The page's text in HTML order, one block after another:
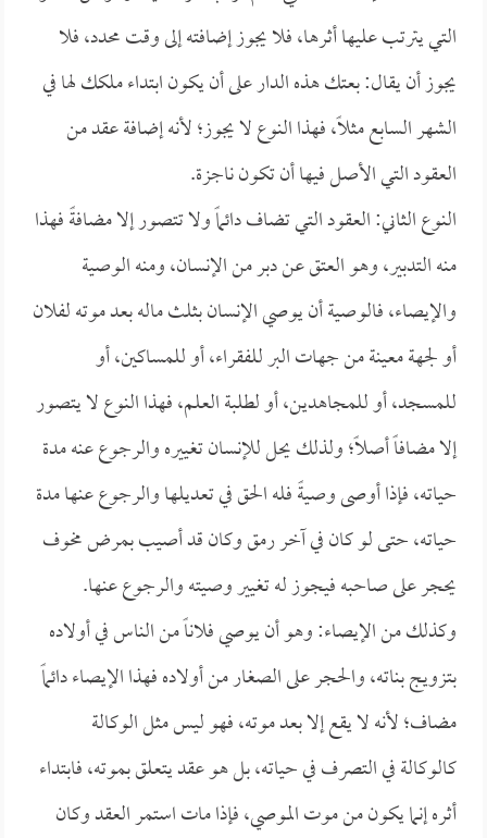
التي يترتب عليها أثرها، فلا يجوز إضافته إلى وقت محدد، فلا
يجوز أن يقال: بعتك هذه الدار على أن يكون ابتداء ملكك لها في
الشهر السابع مثلاً، فهذا النوع لا يجوز؛ لأنه إضافة عقد من
العقود التي الأصل فيها أن تكون ناجزة.
النوع الثاني: العقود التي تضاف دائماً ولا تتصور إلا مضافةً فهذا
منه التدبير، وهو العتق عن دبر من الإنسان، ومنه الوصية
والإيصاء، فالوصية أن يوصي الإنسان بثلث ماله بعد موته لفلان
أو لجهة معينة من جهات البر للفقراء، أو للمساكين، أو
للمسجد، أو للمجاهدين، أو لطلبة العلم، فهذا النوع لا يتصور
إلا مضافاً أصلاً؛ ولذلك يحل للإنسان تغييره والرجوع عنه مدة
حياته، فإذا أوصى وصيةً فله الحق في تعديلها والرجوع عنها مدة
حياته، حتى لو كان في آخر رمق وكان قد أصيب بمرض مخوف
يحجر على صاحبه فيجوز له تغيير وصيته والرجوع عنها.
وكذلك من الإيصاء: وهو أن يوصي فلاناً من الناس في أولاده
بتزويج بناته، والحجر على الصغار من أولاده فهذا الإيصاء دائماً
مضاف؛ لأنه لا يقع إلا بعد موته، فهو ليس مثل الوكالة
كالوكالة في التصرف في حياته، بل هو عقد يتعلق بموته، فابتداء
أثره إنما يكون من موت الموصي، فإذا مات استمر العقد وكان